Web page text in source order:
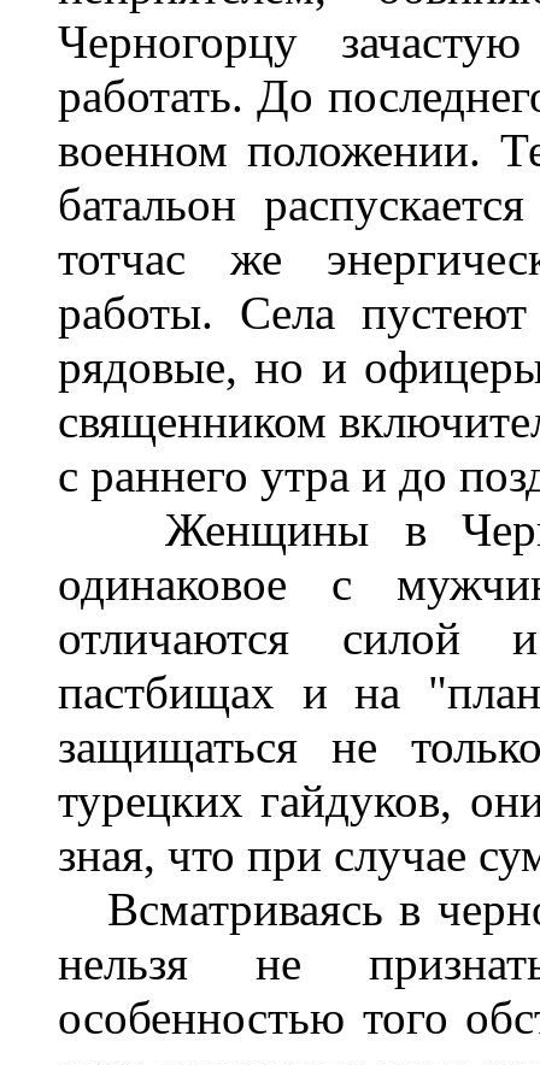
Черногорцу
работать. До
военном положении.
батальон
тотчас же
работы. Села
рядовые, но и
священником
с раннего утра и до
Женщины в
одинаковое с
отличаются силой
пастбищах и на
защищаться не
турецких гайдуков,
зная, что при случае
Всматриваясь в
нельзя не
особенностью того